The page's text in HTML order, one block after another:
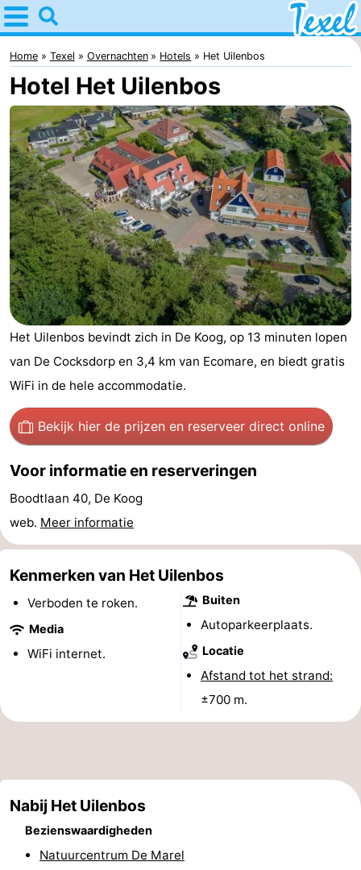
Home
Texel
Tips
Voor
kinderen
Dorpen
-
Den
Burg
-
Den
Hoorn
-
De
Cocksdorp
-
De
Koog
-
Oudeschild
-
De
-
uitkijkpunten
Overnachten
-
Bosch
-
en
Zeezicht
Strandhuys
-
Strandplevier
Bed
Campings
Home Texel Overnachten Hotels Het Uilenbos
Hotel Het Uilenbos
Het Uilenbos bevindt zich in De Koog, op 13 minuten lopen
van De Cocksdorp en 3,4 km van Ecomare, en biedt gratis
WiFi in de hele accommodatie.
Bekijk hier de prijzen en reserveer direct online
Voor informatie en reserveringen
Boodtlaan 40, De Koog
web. Meer informatie
Kenmerken van Het Uilenbos
Verboden te roken.
Media
WiFi internet.
Buiten
Autoparkeerplaats.
Locatie
Afstand tot het strand:
±700 m.
Nabij Het Uilenbos
Bezienswaardigheden
Natuurcentrum De Marel